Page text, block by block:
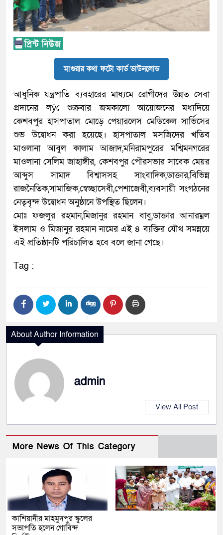
মাগুরার কথা ফটো কার্ড ডাউনলোড
আধুনিক যন্ত্রপাতি ব্যবহারের মাধ্যমে রোগীদের উন্নত সেবা
প্রদানের লÿে শুক্রবার জমকালো আয়োজনের মধ্যদিয়ে
কেশবপুর হাসপাতাল মোড়ে পেয়ারলেস মেডিকেল সার্ভিসের
শুভ উদ্বোধন করা হয়েছে। হাসপাতাল মসজিদের খতিব
মাওলানা আবুল কালাম আজাদ,মনিরামপুরের মশ্বিমনগরের
মাওলানা সেলিম জাহাঙ্গীর, কেশবপুর পৌরসভার সাবেক মেয়র
আব্দুস সামাদ বিশ্বাসসহ সাংবাদিক,ডাক্তার,বিভিন্ন
রাজনৈতিক,সামাজিক,স্বেচ্ছাসেবী,পেশাজেবী,ব্যবসায়ী সংগঠনের
নেতৃবৃন্দ উদ্বোধন অনুষ্ঠানে উপস্থিত ছিলেন।
মোঃ ফজলুর রহমান,মিজানুর রহমান বাবু,ডাক্তার আনারম্নল
ইসলাম ও মিজানুর রহমান নামের এই ৪ ব্যক্তির যৌথ সমন্নয়ে
এই প্রতিষ্ঠানটি পরিচালিত হবে বলে জানা গেছে।
Tag :
About Author Information
admin
View All Post
More News Of This Category
কাশিয়ানীর মাহমুদপুর স্কুলের
সভাপতি হলেন গোবিন্দ